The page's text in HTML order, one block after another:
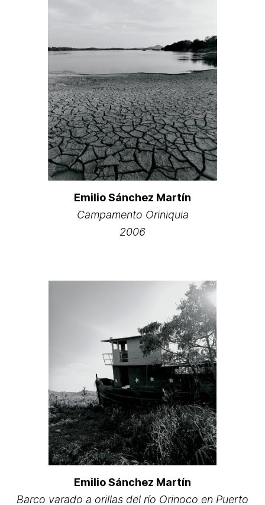
Emilio Sánchez Martín
Campamento Oriniquia
2006
Emilio Sánchez Martín
Barco varado a orillas del río Orinoco en Puerto